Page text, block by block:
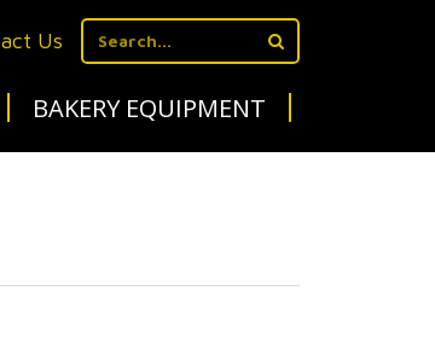
Us
BAKERY EQUIPMENT